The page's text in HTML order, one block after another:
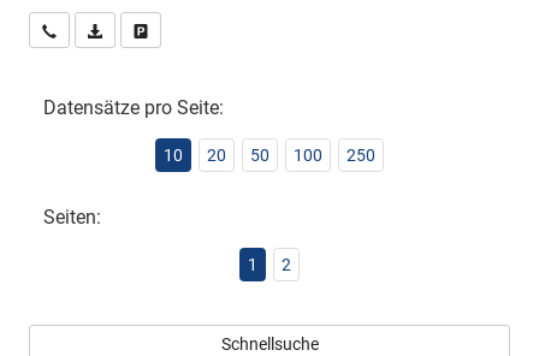
Wir rufen Sie anPDF-Datei, Fahrzeugexposé drucken
Datensätze pro Seite:
10 20 50 100 250
Seiten:
1 2
Schnellsuche